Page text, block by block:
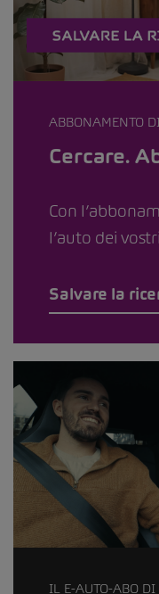
ABBONAMENTO
Cercare.
Con
l’auto dei
Salvare la
IL E-AUTO-ABO